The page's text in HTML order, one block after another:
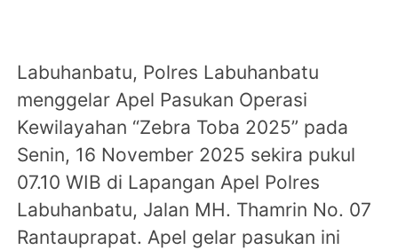
Labuhanbatu, Polres Labuhanbatu
menggelar Apel Pasukan Operasi
Kewilayahan “Zebra Toba 2025” pada
Senin, 16 November 2025 sekira pukul
07.10 WIB di Lapangan Apel Polres
Labuhanbatu, Jalan MH. Thamrin No. 07
Rantauprapat. Apel gelar pasukan ini